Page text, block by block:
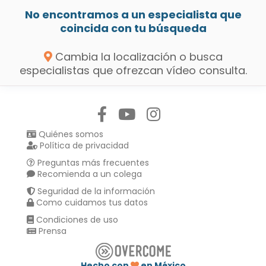
No encontramos a un especialista que
coincida con tu búsqueda
Cambia la localización o busca
especialistas que ofrezcan vídeo consulta.
Quiénes somos
Política de privacidad
Preguntas más frecuentes
Recomienda a un colega
Seguridad de la información
Como cuidamos tus datos
Condiciones de uso
Prensa